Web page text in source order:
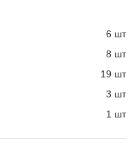
6 шт
8 шт
19 шт
3 шт
1 шт